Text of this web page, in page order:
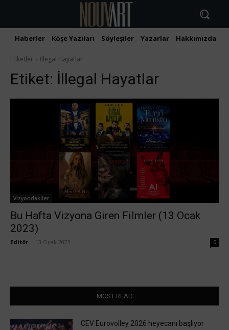
Haberler Köşe Yazıları Söyleşiler Yazarlar Hakkımızda
Etiketler İllegal Hayatlar
Etiket: İllegal Hayatlar
Vizyondakiler
Bu Hafta Vizyona Giren Filmler (13 Ocak
2023)
Editör 13 Ocak 2023 0
MOST READ
CEV Eurovolley 2026 heyecanı başlıyor